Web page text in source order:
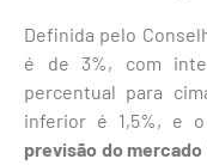
Definida pelo
é de 3%, com
percentual para
inferior é 1,5%, e
previsão do